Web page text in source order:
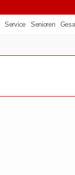
Service Senioren